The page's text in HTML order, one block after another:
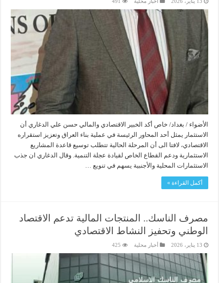
الأضواء / بغداد/ خاص أكد الخبير الاقتصادي والمالي حسن علي الدغاري أن
الاستثمار يمثل أحد المحاور الرئيسة في عملية بناء العراق وتعزيز استقراره
الاقتصادي، لافتا الى أن المرحلة الحالية تتطلب توسيع قاعدة المشاريع
الاستثمارية ودعم القطاع الخاص لقيادة عجلة التنمية. وقال الدغاري ان جذب
الاستثمارات المحلية والأجنبية يسهم في تنويع …
أكمل القراءة »
مصرف الناسك.. المنتجات المالية تدعم الاقتصاد
الوطني وتحفيز النشاط الاقتصادي
13 يناير، 2026 أخبار محلية 425